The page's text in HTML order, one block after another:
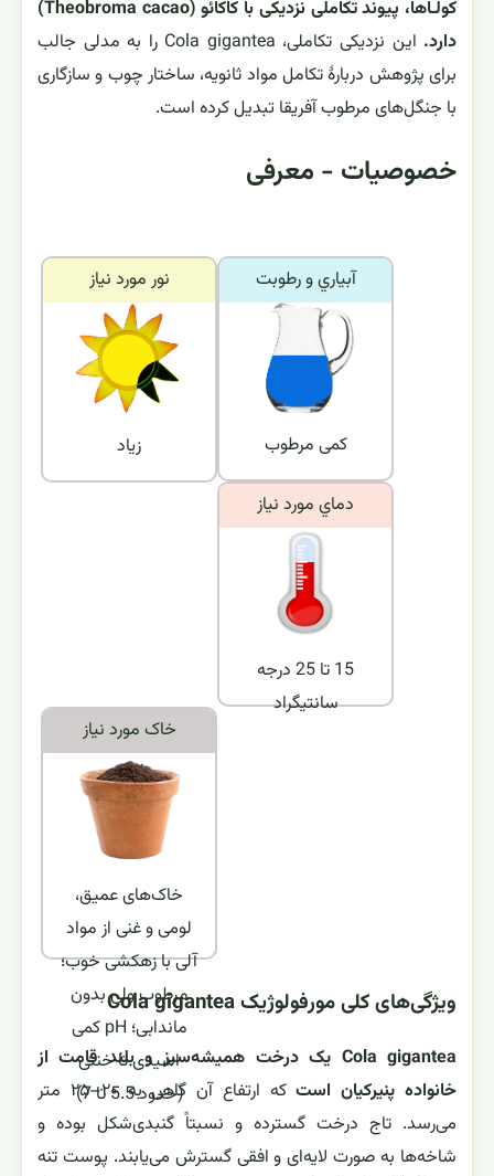
کولـاها، پیوند تکاملی نزدیکی با کاکائو (Theobroma cacao)
دارد.
این نزدیکی تکاملی، Cola gigantea را به مدلی جالب
برای پژوهش دربارهٔ تکامل مواد ثانویه، ساختار چوب و سازگاری
با جنگل‌های مرطوب آفریقا تبدیل کرده است.
خصوصیات - معرفی
نور مورد نياز
زیاد
آبياري و رطوبت
کمی مرطوب
دماي مورد نياز
15 تا 25 درجه
سانتیگراد
خاک مورد نياز
خاک‌های عمیق،
لومی و غنی از مواد
آلی با زهکشی خوب؛
مرطوب ولی بدون
ماندابی؛ pH کمی
اسیدی تا خنثی
(حدود 5.5 تا 7)
ویژگی‌های کلی مورفولوژیک Cola gigantea
Cola gigantea یک درخت همیشه‌سبز و بلند قامت از
خانواده پنیرکیان است
که ارتفاع آن گاهی به ۲۰–۲۵ متر
می‌رسد. تاج درخت گسترده و نسبتاً گنبدی‌شکل بوده و
شاخه‌ها به صورت لایه‌ای و افقی گسترش می‌یابند. پوست تنه